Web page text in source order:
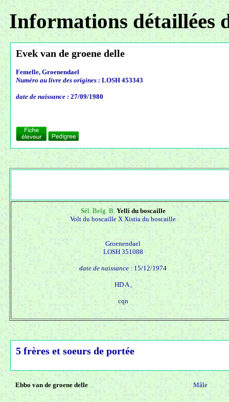
Informations détaillées
Evek van de groene delle
Femelle, Groenendael
Numéro au livre des origines : LOSH 453343
date de naissance : 27/09/1980
Sél. Belg. B.Yelli du boscaille
Volt du boscaille XXistia du boscaille
Groenendael
LOSH 351088
date de naissance :15/12/1974
HD A ,
cqn
5 frères et soeurs de portée
Ebbo van de groene delle Mâle